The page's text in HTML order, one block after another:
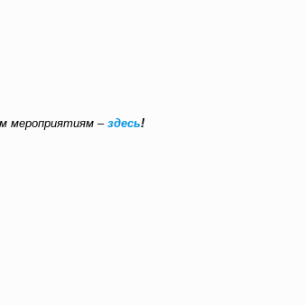
мероприятиям –здесь!